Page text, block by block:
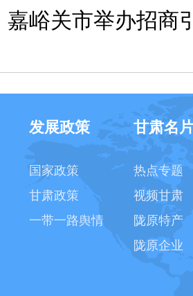
嘉峪关市举办招商
发展政策
国家政策
甘肃政策
一带一路舆情
甘肃名
热点专题
视频甘肃
陇原特产
陇原企业